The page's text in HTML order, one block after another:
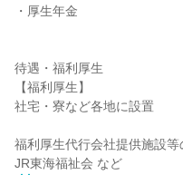
・厚生年金
待遇・福利厚生
【福利厚生】
社宅・寮など各地に設置
福利厚生代行会社提供施設
JR東海福祉会 など